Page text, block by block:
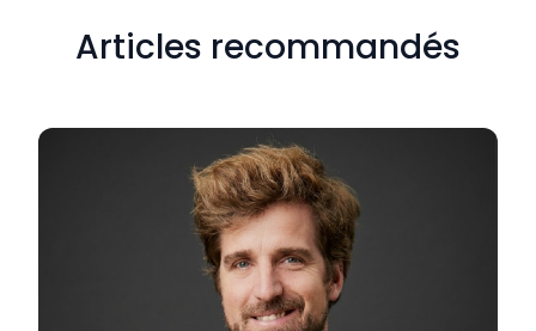
Articles recommandés